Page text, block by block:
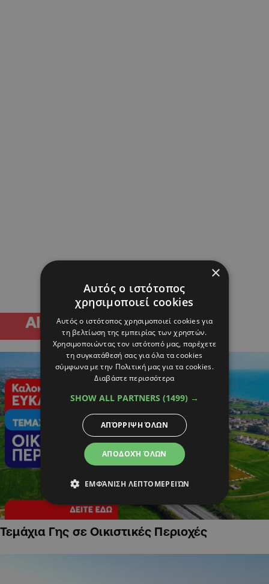
Τεμάχια Γης σε Οικιστικές Περιοχές
×
Αυτός ο ιστότοπος
χρησιμοποιεί cookies
Αυτός ο ιστότοπος χρησιμοποιεί cookies για
τη βελτίωση της εμπειρίας των χρηστών.
Χρησιμοποιώντας τον ιστότοπό μας, παρέχετε
τη συγκατάθεσή σας για όλα τα cookies
σύμφωνα με την Πολιτική μας για τα cookies.
Διαβάστε περισσότερα
SHOW ALL PARTNERS (1499) →
ΑΠΟΔΟΧΉ ΌΛΩΝ
ΑΠΌΡΡΙΨΗ ΌΛΩΝ
ΕΜΦΆΝΙΣΗ ΛΕΠΤΟΜΕΡΕΙΏΝ